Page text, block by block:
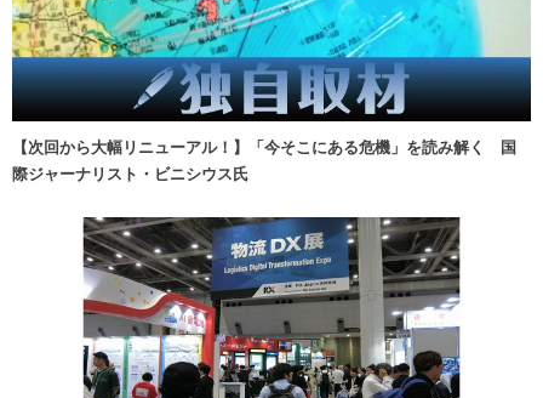
【次回から大幅リニューアル！】「今そこにある危機」を読み解く 国
際ジャーナリスト・ビニシウス氏